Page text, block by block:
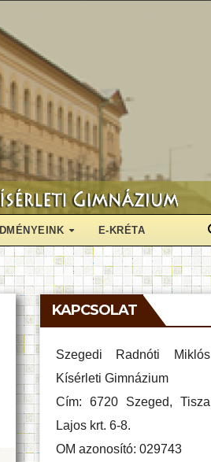
E-KRÉTA
KAPCSOLAT
Szegedi Radnóti Miklós
Kísérleti Gimnázium
Cím: 6720 Szeged, Tisza
Lajos krt. 6-8.
OM azonosító: 029743